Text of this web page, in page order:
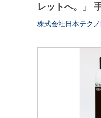
レットへ。」
株式会社日本テク